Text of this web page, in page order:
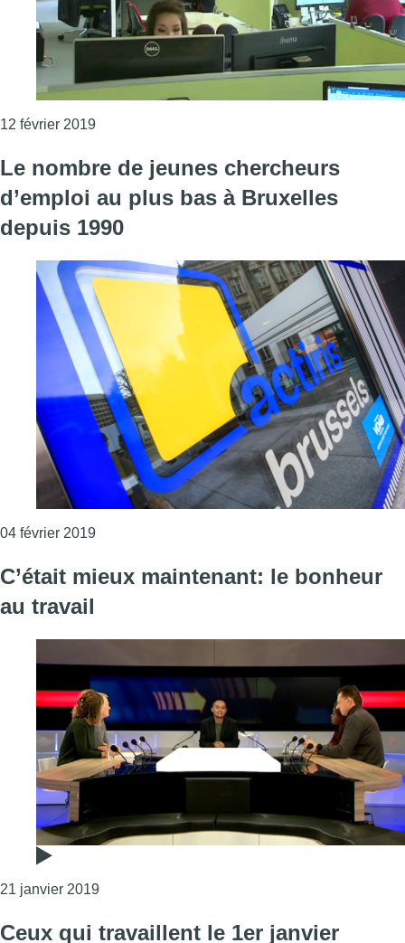
12 février 2019Consulter l'article "Davantage de codes de
Le nombre de jeunes chercheurs
d’emploi au plus bas à Bruxelles
depuis 1990
04 février 2019Consulter l'article "Le nombre de jeunes
C’était mieux maintenant: le bonheur
au travail
21 janvier 2019Consulter l'article "C’était mieux maintenant: le
Ceux qui travaillent le 1er janvier